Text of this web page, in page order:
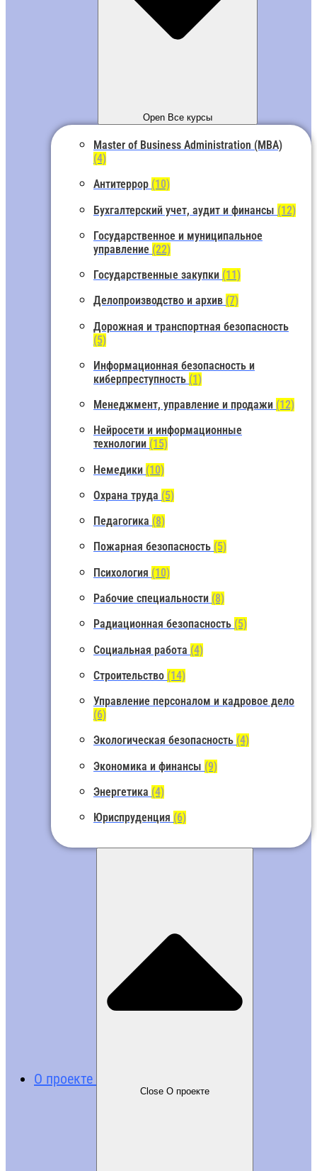
Open Все курсы
Master of Business Administration (MBA)
(4)
Антитеррор (10)
Бухгалтерский учет, аудит и финансы (12)
Государственное и муниципальное
управление (22)
Государственные закупки (11)
Делопроизводство и архив (7)
Дорожная и транспортная безопасность
(5)
Информационная безопасность и
киберпреступность (1)
Менеджмент, управление и продажи (12)
Нейросети и информационные
технологии (15)
Немедики (10)
Охрана труда (5)
Педагогика (8)
Пожарная безопасность (5)
Психология (10)
Рабочие специальности (8)
Радиационная безопасность (5)
Социальная работа (4)
Строительство (14)
Управление персоналом и кадровое дело
(6)
Экологическая безопасность (4)
Экономика и финансы (9)
Энергетика (4)
Юриспруденция (6)
О проекте
Close О проекте